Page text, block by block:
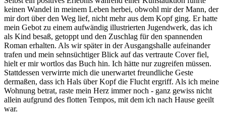
keinen Wandel in meinem Leben herbei, obwohl mir der Mann, der
mir dort über den Weg lief, nicht mehr aus dem Kopf ging. Er hatte
mein Gebot zu einem aufwändig illustrierten Jugendwerk, das ich
als Kind besaß, getoppt und den Zuschlag für den spannenden
Roman erhalten. Als wir später in der Ausgangshalle aufeinander
trafen und mein sehnsüchtiger Blick auf das vertraute Cover fiel,
hielt er mir wortlos das Buch hin. Ich hätte nur zugreifen müssen.
Stattdessen verwirrte mich die unerwartet freundliche Geste
dermaßen, dass ich Hals über Kopf die Flucht ergriff. Als ich meine
Wohnung betrat, raste mein Herz immer noch ‑ ganz gewiss nicht
allein aufgrund des flotten Tempos, mit dem ich nach Hause geeilt
war.